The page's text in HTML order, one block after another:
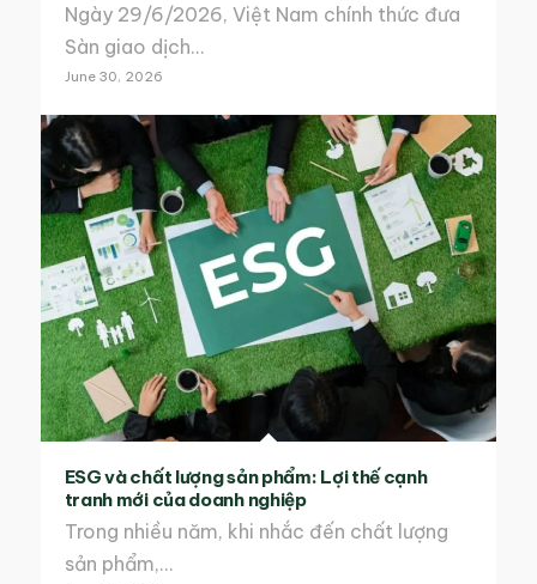
Ngày 29/6/2026, Việt Nam chính thức đưa
Sàn giao dịch…
June 30, 2026
ESG và chất lượng sản phẩm: Lợi thế cạnh
tranh mới của doanh nghiệp
Trong nhiều năm, khi nhắc đến chất lượng
sản phẩm,…